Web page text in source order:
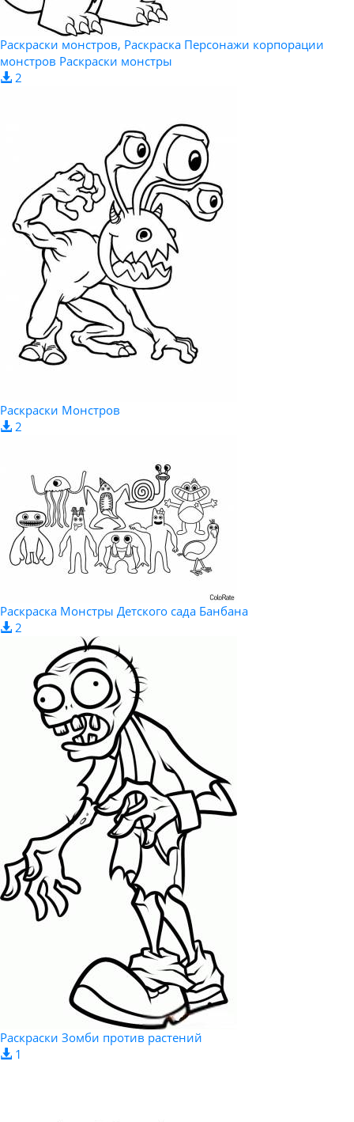
Раскраски монстров, Раскраска Персонажи корпорации
монстров Раскраски монстры
2
Раскраски Монстров
2
Раскраска Монстры Детского сада Банбана
2
Раскраски Зомби против растений
1